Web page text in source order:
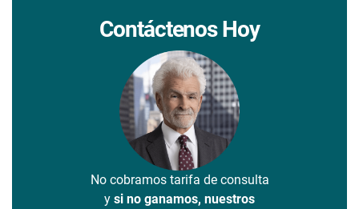
Contáctenos Hoy
No cobramos tarifa de consulta
y si no ganamos, nuestros